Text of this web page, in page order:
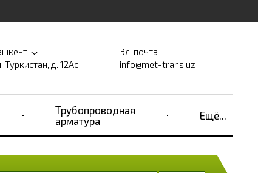
Туркистан, д. 12Ас
Эл. почта
info@met-trans.uz
Трубопроводная
арматура
Ещё...